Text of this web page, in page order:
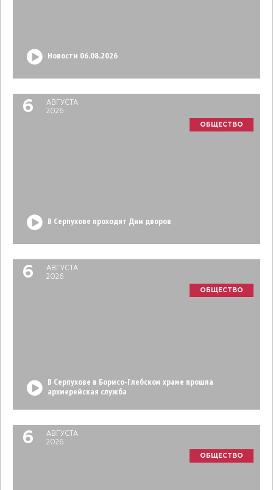
Новости 06.08.2026
6
АВГУСТА
2026
ОБЩЕСТВО
В Серпухове проходят Дни дворов
6
АВГУСТА
2026
ОБЩЕСТВО
В Серпухове в Борисо-Глебском храме прошла
архиерейская служба
6
АВГУСТА
2026
ОБЩЕСТВО